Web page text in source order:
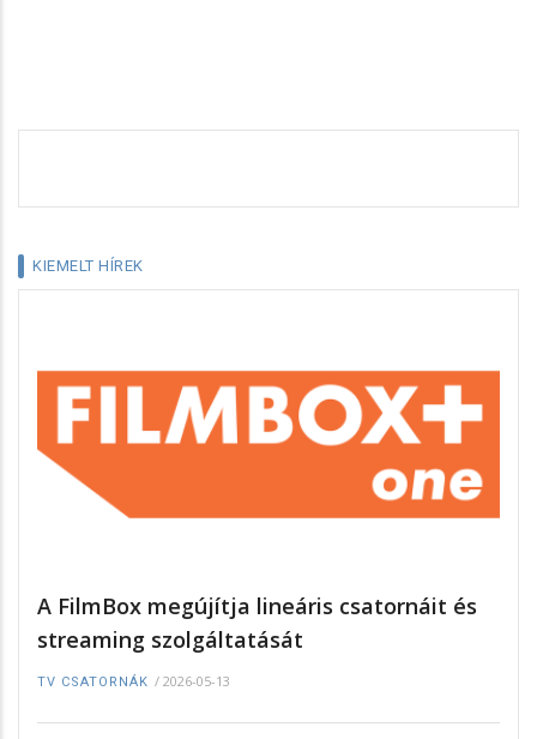
KIEMELT HÍREK
A FilmBox megújítja lineáris csatornáit és
streaming szolgáltatását
TV CSATORNÁK / 2026-05-13